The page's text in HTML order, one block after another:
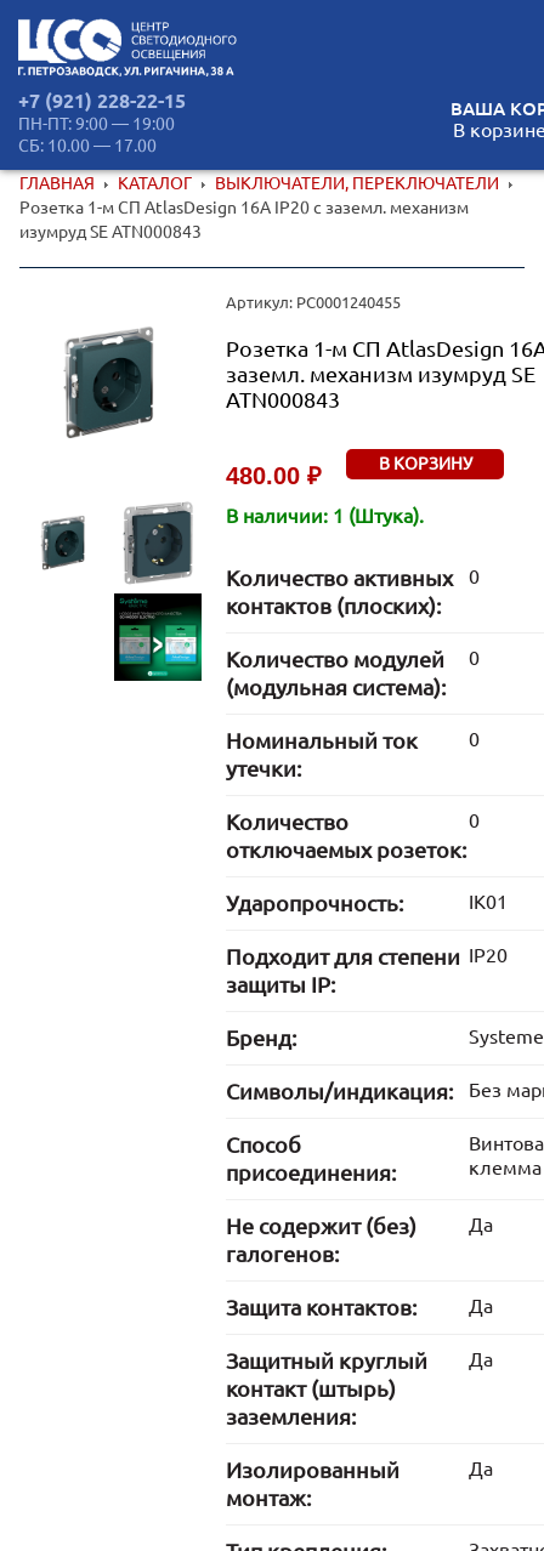
+7 (921) 228-22-15
ПН-ПТ: 9:00 — 19:00
СБ: 10.00 — 17.00
ВАША
В
ГЛАВНАЯ КАТАЛОГ
ВЫКЛЮЧАТЕЛИ, ПЕРЕКЛЮЧАТЕЛИ
Розетка 1-м СП AtlasDesign 16А IP20 с заземл. механизм
изумруд SE ATN000843
Артикул: РС0001240455
Розетка 1-м СП AtlasDesign
заземл. механизм изумруд SE
ATN000843
480.00 ₽ В КОРЗИНУ
В наличии: 1 (Штука).
Количество активных
контактов (плоских):
0
Количество модулей
(модульная система):
0
Номинальный ток
утечки:
0
Количество
отключаемых розеток:
0
Ударопрочность: IK01
Подходит для степени
защиты IP:
IP20
Бренд:
Символы/индикация: Без
Способ
присоединения:
клемма
Не содержит (без)
галогенов:
Да
Защита контактов: Да
Защитный круглый
контакт (штырь)
заземления:
Да
Изолированный
монтаж:
Да